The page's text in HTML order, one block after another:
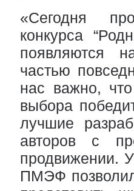
«Сегодня
конкурса
появляются
частью
нас важно,
выбора
лучшие
авторов с
продвижении.
ПМЭФ